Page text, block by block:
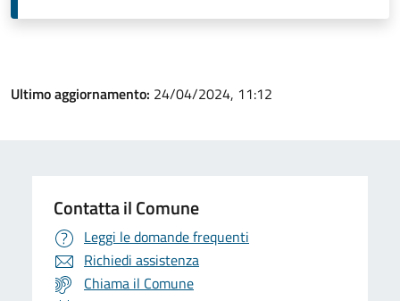
Ultimo aggiornamento: 24/04/2024, 11:12
Contatta il Comune
Leggi le domande frequenti
Richiedi assistenza
Chiama il Comune